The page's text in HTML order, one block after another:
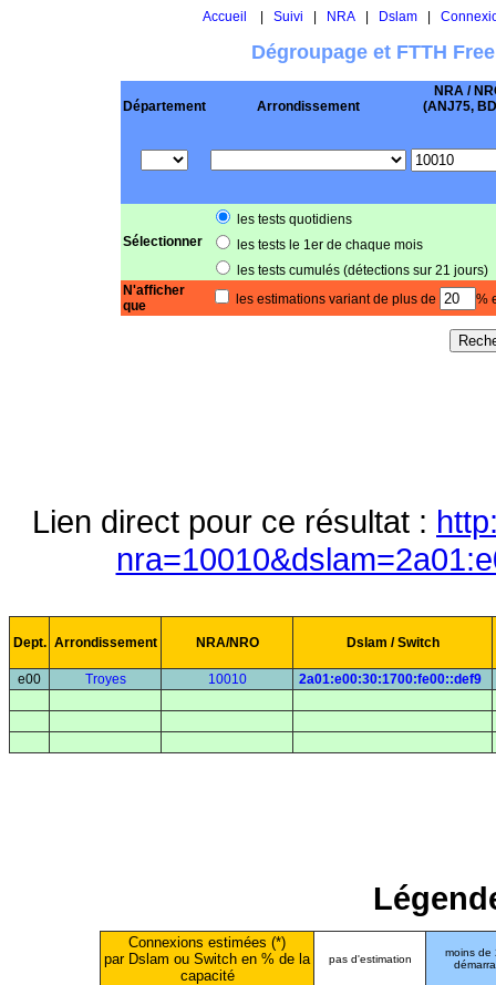
Accueil Suivi NRA| Dslam|
Dégroupage et FTTH
Département Arrondissement
NRA /
(ANJ75,
Sélectionner
les tests quotidiens
les tests le 1er de chaque mois
les tests cumulés (détections sur 21 jours)
N'afficher
que
les estimations variant de plus de %
Lien direct pour ce résultat :
Dept. Arrondissement NRA/NRO Dslam / Switch
e00 Troyes 10010 2a01:e00:30:1700:fe00::def9
Connexions estimées (*)
par Dslam ou Switch en % de la
capacité
pas d'estimation
moins de